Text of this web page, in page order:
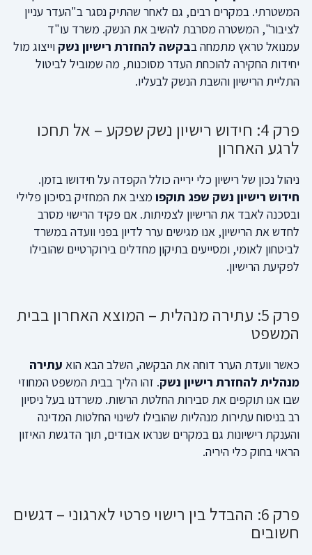
המשטרתי. במקרים רבים, גם לאחר שהתיק נסגר ב"העדר עניין
לציבור", המשטרה מסרבת להשיב את הנשק. משרד עו"ד
עמנואל טראץ מתמחה בבקשה להחזרת רישיון נשק וייצוג מול
יחידות החקירה להוכחת העדר מסוכנות, מה שמוביל לביטול
התליית הרישיון והשבת הנשק לבעליו.
פרק 4: חידוש רישיון נשק שפקע – אל תחכו
לרגע האחרון
ניהול נכון של רישיון כלי ירייה כולל הקפדה על חידושו בזמן.
חידוש רישיון נשק שפג תוקפומציב את המחזיק בסיכון פלילי
ובסכנה לאבד את הרישיון לצמיתות. אם פקיד הרישוי מסרב
לחדש את הרישיון, אנו מגישים ערר לדיון בפני וועדה במשרד
לביטחון לאומי, ומסייעים בתיקון מחדלים בירוקרטיים שהובילו
לפקיעת הרישיון.
פרק 5: עתירה מנהלית – המוצא האחרון בבית
המשפט
כאשר וועדת הערר דוחה את הבקשה, השלב הבא הוא עתירה
מנהלית להחזרת רישיון נשק. זהו הליך בבית המשפט המחוזי
שבו אנו תוקפים את סבירות החלטת הרשות. משרדנו בעל ניסיון
רב בניסוח עתירות מנהליות שהובילו לשינוי החלטות המדינה
והענקת רישיונות גם במקרים שנראו אבודים, תוך הדגשת האיזון
הראוי בחוק כלי היריה.
פרק 6: ההבדל בין רישוי פרטי לארגוני – דגשים
חשובים